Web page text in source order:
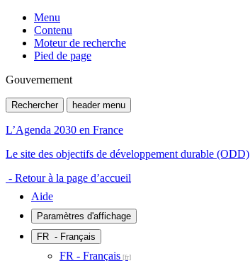
Menu
Contenu
Moteur de recherche
Pied de page
Gouvernement
Rechercher header menu
L’Agenda 2030 en France
Le site des objectifs de développement durable (ODD)
- Retour à la page d’accueil
Aide
Paramètres d'affichage
FR - Français
FR - Français